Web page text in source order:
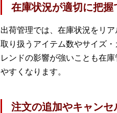
在庫状況が適切に把握
出荷管理では、在庫状況をリ
取り扱うアイテム数やサイズ
レンドの影響が強いことも在
やすくなります。
注文の追加やキャン